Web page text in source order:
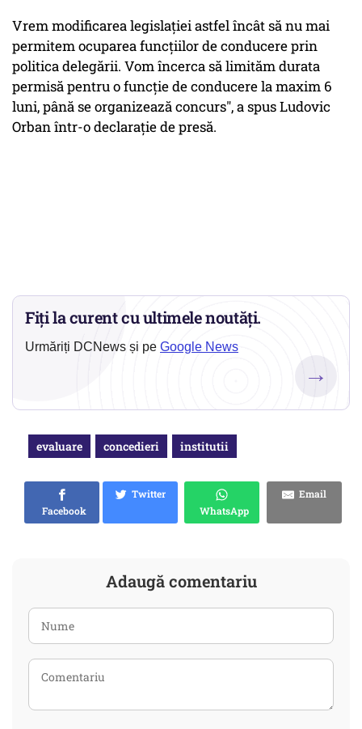
Vrem modificarea legislaţiei astfel încât să nu mai
permitem ocuparea funcţiilor de conducere prin
politica delegării. Vom încerca să limităm durata
permisă pentru o funcţie de conducere la maxim 6
luni, până se organizează concurs", a spus Ludovic
Orban într-o declaraţie de presă.
Fiți la curent cu ultimele noutăți.
Urmăriți DCNews și pe Google News
→
evaluare concedieri institutii
Facebook
Twitter
WhatsApp
Email
Adaugă comentariu